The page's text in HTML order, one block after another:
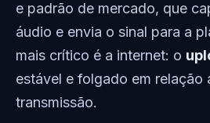
e padrão de mercado, que
áudio e envia o sinal para a
mais crítico é a internet: o
estável e folgado em relação
transmissão.